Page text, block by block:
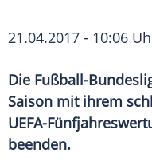
21.04.2017 - 10:06
Die Fußball-
Saison mit ihrem
UEFA-
beenden.